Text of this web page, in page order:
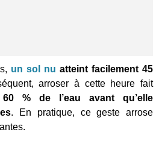
un sol nu atteint facilement 45
arroser à cette heure fait
60 % de l’eau avant qu’elle
. En pratique, ce geste arrose